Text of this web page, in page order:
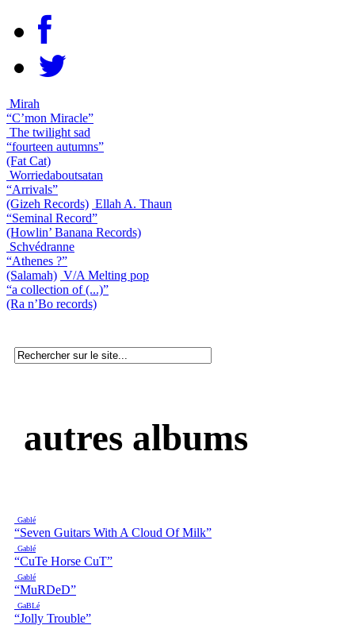
Mirah
“C’mon Miracle”
The twilight sad
“fourteen autumns”
(Fat Cat)
Worriedaboutsatan
“Arrivals”
(Gizeh Records) Ellah A. Thaun
“Seminal Record”
(Howlin’ Banana Records)
Schvédranne
“Athenes ?”
(Salamah) V/A Melting pop
“a collection of (...)”
(Ra n’Bo records)
autres albums
Gablé
“Seven Guitars With A Cloud Of Milk”
Gablé
“CuTe Horse CuT”
Gablé
“MuRDeD”
GaBLé
“Jolly Trouble”